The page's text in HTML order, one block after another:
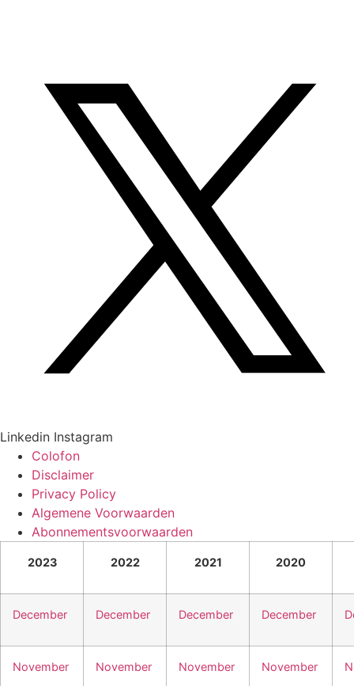
Linkedin Instagram
Colofon
Disclaimer
Privacy Policy
Algemene Voorwaarden
Abonnementsvoorwaarden
2023 2022 2021 2020
December December December December
November November November November